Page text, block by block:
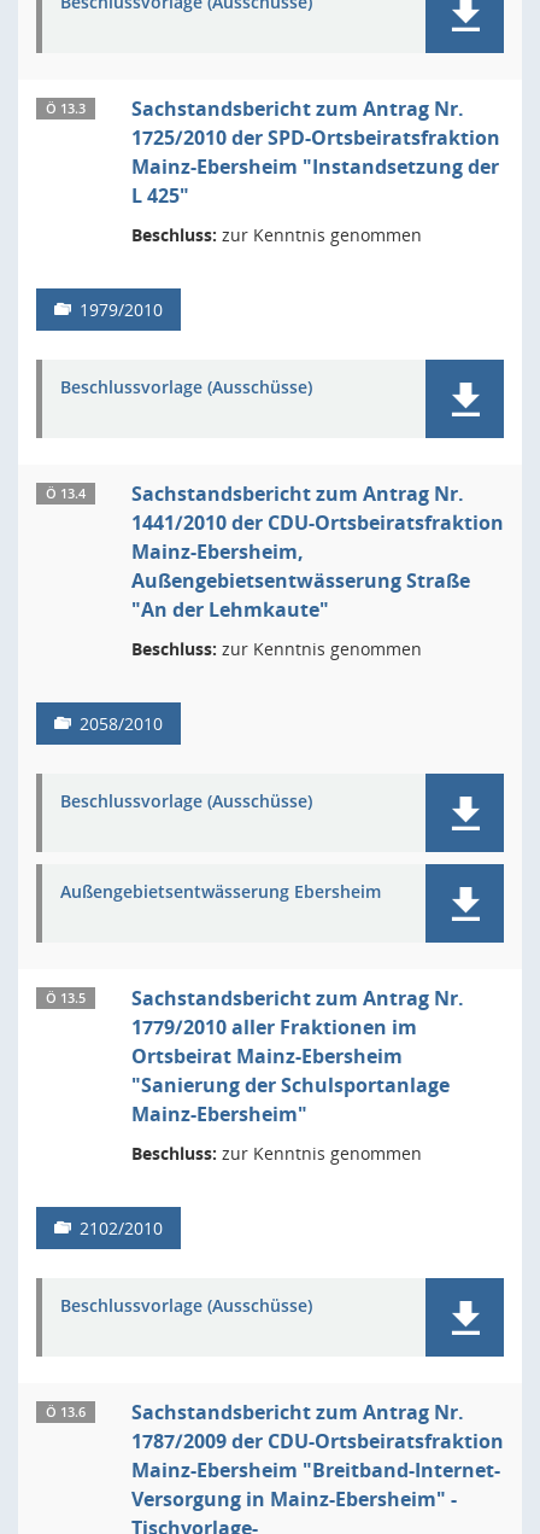
Ö 13.3
Sachstandsbericht zum Antrag Nr.
1725/2010 der SPD-Ortsbeiratsfraktion
Mainz-Ebersheim "Instandsetzung der
L 425"
Beschluss: zur Kenntnis genommen
1979/2010
Beschlussvorlage (Ausschüsse)
Ö 13.4
Sachstandsbericht zum Antrag Nr.
1441/2010 der CDU-Ortsbeiratsfraktion
Mainz-Ebersheim,
Außengebietsentwässerung Straße
"An der Lehmkaute"
Beschluss: zur Kenntnis genommen
2058/2010
Beschlussvorlage (Ausschüsse)
Außengebietsentwässerung Ebersheim
Ö 13.5
Sachstandsbericht zum Antrag Nr.
1779/2010 aller Fraktionen im
Ortsbeirat Mainz-Ebersheim
"Sanierung der Schulsportanlage
Mainz-Ebersheim"
Beschluss: zur Kenntnis genommen
2102/2010
Beschlussvorlage (Ausschüsse)
Ö 13.6
Sachstandsbericht zum Antrag Nr.
1787/2009 der CDU-Ortsbeiratsfraktion
Mainz-Ebersheim "Breitband-Internet-
Versorgung in Mainz-Ebersheim" -
Tischvorlage-